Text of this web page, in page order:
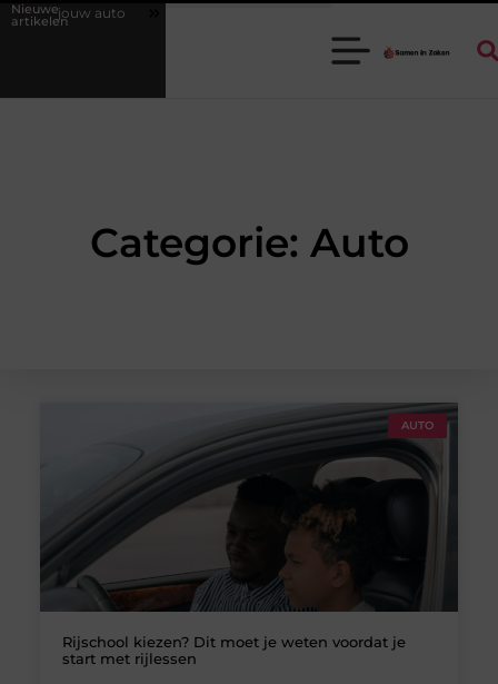
Nieuwe
artikelen
auto Waarom een goede stukadoorgroothandel het werk van
Categorie: Auto
AUTO
Rijschool kiezen? Dit moet je weten voordat je
start met rijlessen